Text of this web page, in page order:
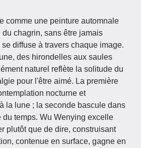
comme une peinture automnale
chagrin, sans être jamais
diffuse à travers chaque image.
des hirondelles aux saules
naturel reflète la solitude du
pour l'être aimé. La première
nocturne et
la lune ; la seconde bascule dans
du temps. Wu Wenying excelle
plutôt que de dire, construisant
contenue en surface, gagne en